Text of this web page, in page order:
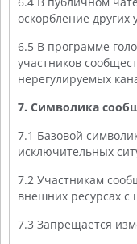
оскорбление других
6.5 В программе
участников
нерегулируемых
7. Символика
7.1 Базовой
исключительных
7.2 Участникам
внешних ресурсах с
7.3 Запрещается